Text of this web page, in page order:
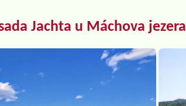
Jachta u Máchova jezera